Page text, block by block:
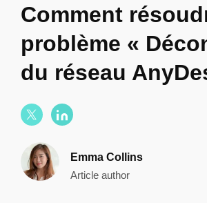
Comment
problème «
du réseau
Emma Collins
Article author